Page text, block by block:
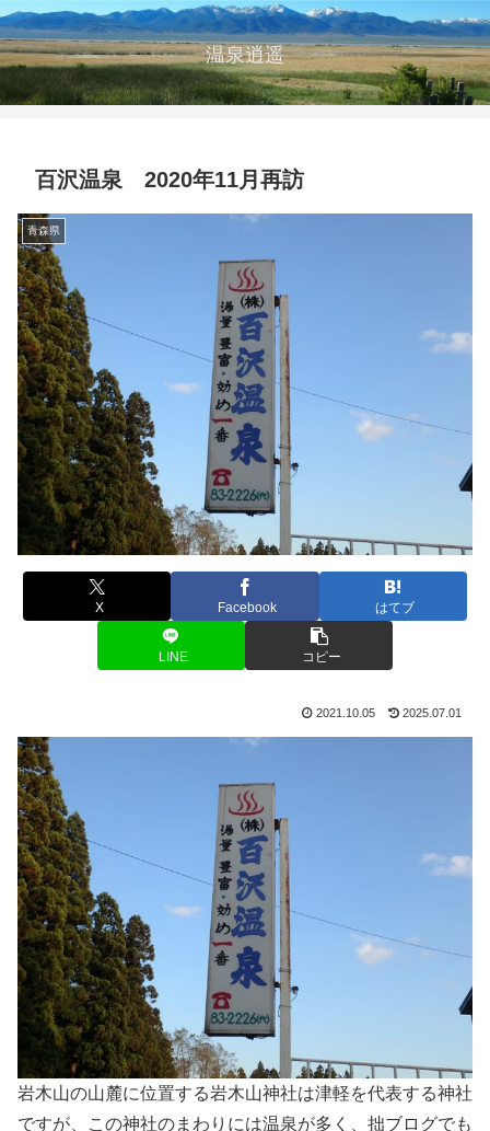
温泉逍遥
百沢温泉 2020年11月再訪
青森県
X Facebook はてブ
LINE コピー
2021.10.05 2025.07.01
岩木山の山麓に位置する岩木山神社は津軽を代表する神社
ですが、この神社のまわりには温泉が多く、拙ブログでも